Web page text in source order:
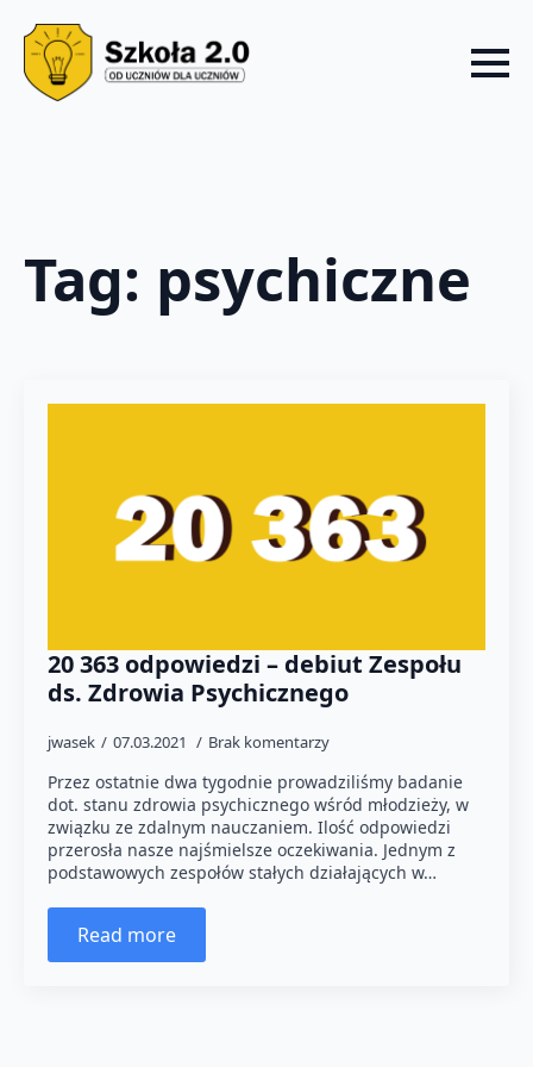
Tag: psychiczne
20 363 odpowiedzi – debiut Zespołu
ds. Zdrowia Psychicznego
jwasek 07.03.2021 Brak komentarzy
Przez ostatnie dwa tygodnie prowadziliśmy badanie
dot. stanu zdrowia psychicznego wśród młodzieży, w
związku ze zdalnym nauczaniem. Ilość odpowiedzi
przerosła nasze najśmielsze oczekiwania. Jednym z
podstawowych zespołów stałych działających w…
Read more